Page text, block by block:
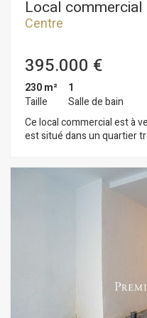
Local commercial
Centre
395.000 €
230 m²
Taille
1
Salle de bain
Ce local commercial est à
est situé dans un quartier
pour créer un négoce. Ce local construit sur une superficie de
230m2 est réparti en un
la rue de 100m2 et un
disposent de tous les